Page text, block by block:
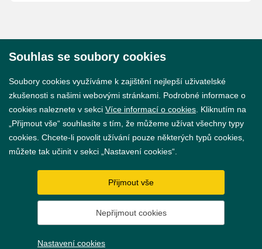
GDPR
Nastavení cookies
Souhlas se soubory cookies
Soubory cookies využíváme k zajištění nejlepší uživatelské
zkušenosti s našimi webovými stránkami. Podrobné informace o
cookies naleznete v sekci Více informací o cookies . Kliknutím na
„Přijmout vše“ souhlasíte s tím, že můžeme užívat všechny typy
cookies. Chcete-li povolit užívání pouze některých typů cookies,
můžete tak učinit v sekci „Nastavení cookies“.
Přijmout vše
Nepřijmout cookies
Nastavení cookies